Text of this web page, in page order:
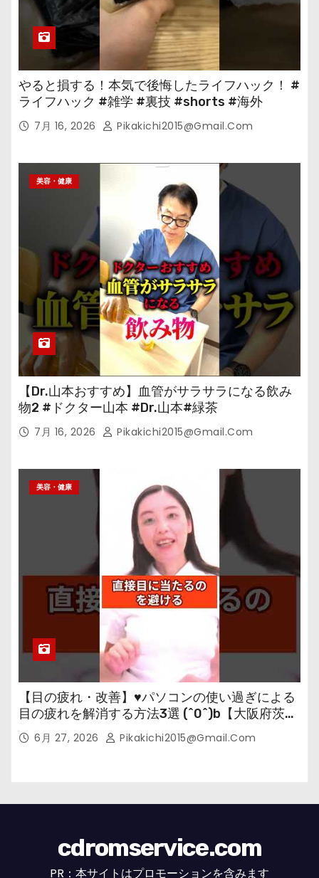
やると損する！本気で後悔したライフハック！ #
ライフハック #雑学 #裏技 #shorts #海外
7月 16, 2026 Pikakichi2015@gmail.com
美容・健康
【Dr.山本おすすめ】血管がサラサラになる飲み
物2 #ドクター山本 #Dr.山本#緑茶
7月 16, 2026 Pikakichi2015@gmail.com
美容・健康
【目の疲れ・改善】♥パソコンの使い過ぎによる
目の疲れを解消する方法3選 (^0^)b【大阪府茨木
市の女性・美容鍼灸・整体師が教えます。】
6月 27, 2026 Pikakichi2015@gmail.com
cdromservice.com
PR：本サイトはプロモーションを含みます